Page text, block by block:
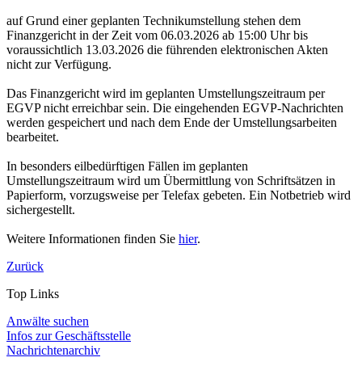
auf Grund einer geplanten Technikumstellung stehen dem
Finanzgericht in der Zeit vom 06.03.2026 ab 15:00 Uhr bis
voraussichtlich 13.03.2026 die führenden elektronischen Akten
nicht zur Verfügung.
Das Finanzgericht wird im geplanten Umstellungszeitraum per
EGVP nicht erreichbar sein. Die eingehenden EGVP-Nachrichten
werden gespeichert und nach dem Ende der Umstellungsarbeiten
bearbeitet.
In besonders eilbedürftigen Fällen im geplanten
Umstellungszeitraum wird um Übermittlung von Schriftsätzen in
Papierform, vorzugsweise per Telefax gebeten. Ein Notbetrieb wird
sichergestellt.
Weitere Informationen finden Sie hier.
Zurück
Top Links
Anwälte suchen
Infos zur Geschäftsstelle
Nachrichtenarchiv